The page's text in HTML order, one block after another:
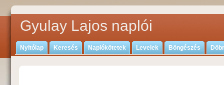
Gyulay Lajos naplói
Nyitólap Keresés Naplókötetek Levelek Böngészés